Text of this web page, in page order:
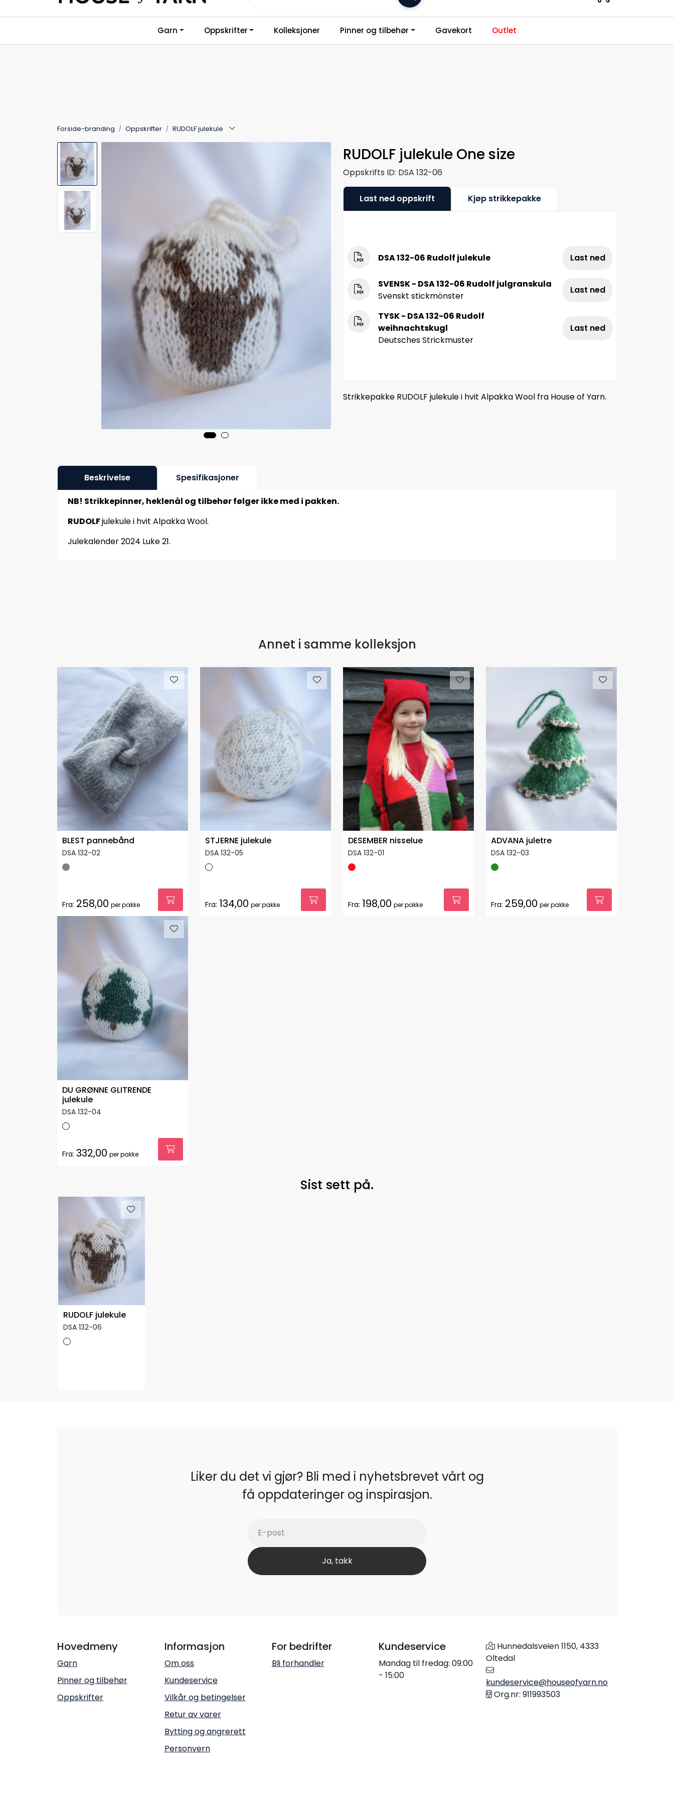
Skip to main content
Kundeservice
Garn Oppskrifter Kolleksjoner Pinner og tilbehør Gavekort Outlet
Forside-branding Oppskrifter RUDOLF julekule
RUDOLF julekule One size
Oppskrifts ID: DSA 132-06
Last ned oppskrift Kjøp strikkepakke
DSA 132-06 Rudolf julekule Last ned
SVENSK - DSA 132-06 Rudolf julgranskula
Svenskt stickmönster
Last ned
TYSK - DSA 132-06 Rudolf
weihnachtskugl
Deutsches Strickmuster
Last ned
Strikkepakke RUDOLF julekule i hvit Alpakka Wool fra House of Yarn.
Beskrivelse Spesifikasjoner
NB! Strikkepinner, heklenål og tilbehør følger ikke med i pakken.
RUDOLFjulekule i hvit Alpakka Wool.
Julekalender 2024 Luke 21.
Annet i samme kolleksjon
BLEST pannebånd
DSA 132-02
Fra: 258,00 per pakke
STJERNE julekule
DSA 132-05
Fra: 134,00 per pakke
DESEMBER nisselue
DSA 132-01
Fra: 198,00 per pakke
ADVANA juletre
DSA 132-03
Fra: 259,00 per pakke
DU GRØNNE GLITRENDE
julekule
DSA 132-04
Fra: 332,00 per pakke
Sist sett på.
RUDOLF julekule
DSA 132-06
Liker du det vi gjør? Bli med i nyhetsbrevet vårt og
få oppdateringer og inspirasjon.
Hovedmeny
Garn
Pinner og tilbehør
Oppskrifter
Informasjon
Om oss
Kundeservice
Vilkår og betingelser
Retur av varer
Bytting og angrerett
Personvern
For bedrifter
Bli forhandler
Kundeservice
Mandag til fredag: 09:00
- 15:00
Hunnedalsveien 1150, 4333
Oltedal
kundeservice@houseofyarn.no
Org.nr: 911993503